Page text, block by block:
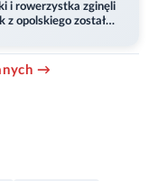
i rowerzystka zginęli
z opolskiego został
→